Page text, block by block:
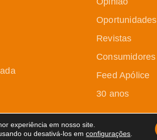
Oportunidades
Revistas
Consumidores
Feed Apólice
30 anos
experiência em nosso site.
ou desativá-los emconfigurações